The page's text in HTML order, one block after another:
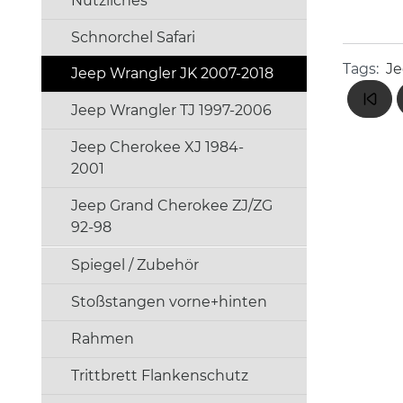
Schnorchel Safari
Jeep Wrangler JK 2007-2018
Jeep Wrangler TJ 1997-2006
Jeep Cherokee XJ 1984-
2001
Jeep Grand Cherokee ZJ/ZG
92-98
Spiegel / Zubehör
Stoßstangen vorne+hinten
Rahmen
Trittbrett Flankenschutz
Tags: